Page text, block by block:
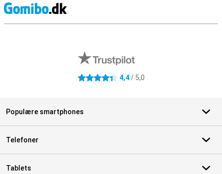
4.4 stjerner 4,4/ 5,0
Populære smartphones
Telefoner
Tablets